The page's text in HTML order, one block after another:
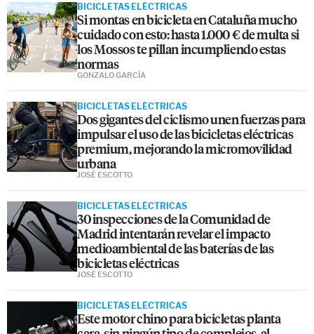
BICICLETAS ELÉCTRICAS
Si montas en bicicleta en Cataluña mucho
cuidado con esto: hasta 1.000 € de multa si
los Mossos te pillan incumpliendo estas
normas
GONZALO GARCÍA
BICICLETAS ELÉCTRICAS
Dos gigantes del ciclismo unen fuerzas para
impulsar el uso de las bicicletas eléctricas
premium, mejorando la micromovilidad
urbana
JOSÉ ESCOTTO
BICICLETAS ELÉCTRICAS
30 inspecciones de la Comunidad de
Madrid intentarán revelar el impacto
medioambiental de las baterías de las
bicicletas eléctricas
JOSÉ ESCOTTO
BICICLETAS ELÉCTRICAS
Este motor chino para bicicletas planta